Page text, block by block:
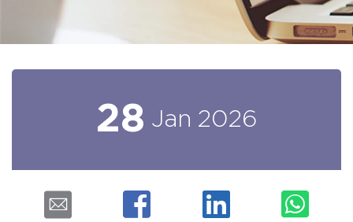
28 Jan 2026